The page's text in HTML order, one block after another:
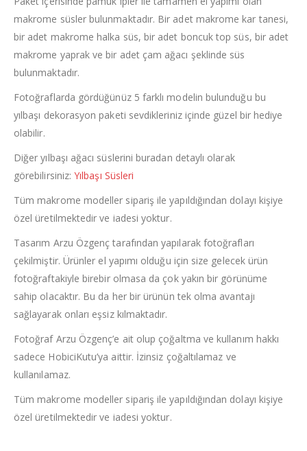
makrome süsler bulunmaktadır. Bir adet makrome kar tanesi,
bir adet makrome halka süs, bir adet boncuk top süs, bir adet
makrome yaprak ve bir adet çam ağacı şeklinde süs
bulunmaktadır.
Fotoğraflarda gördüğünüz 5 farklı modelin bulunduğu bu
yılbaşı dekorasyon paketi sevdikleriniz içinde güzel bir hediye
olabilir.
Diğer yılbaşı ağacı süslerini buradan detaylı olarak
görebilirsiniz:Yılbaşı Süsleri
Tüm makrome modeller sipariş ile yapıldığından dolayı kişiye
özel üretilmektedir ve iadesi yoktur.
Tasarım Arzu Özgenç tarafından yapılarak fotoğrafları
çekilmiştir. Ürünler el yapımı olduğu için size gelecek ürün
fotoğraftakiyle birebir olmasa da çok yakın bir görünüme
sahip olacaktır. Bu da her bir ürünün tek olma avantajı
sağlayarak onları eşsiz kılmaktadır.
Fotoğraf Arzu Özgenç’e ait olup çoğaltma ve kullanım hakkı
sadece HobiciKutu’ya aittir. İzinsiz çoğaltılamaz ve
kullanılamaz.
Tüm makrome modeller sipariş ile yapıldığından dolayı kişiye
özel üretilmektedir ve iadesi yoktur.